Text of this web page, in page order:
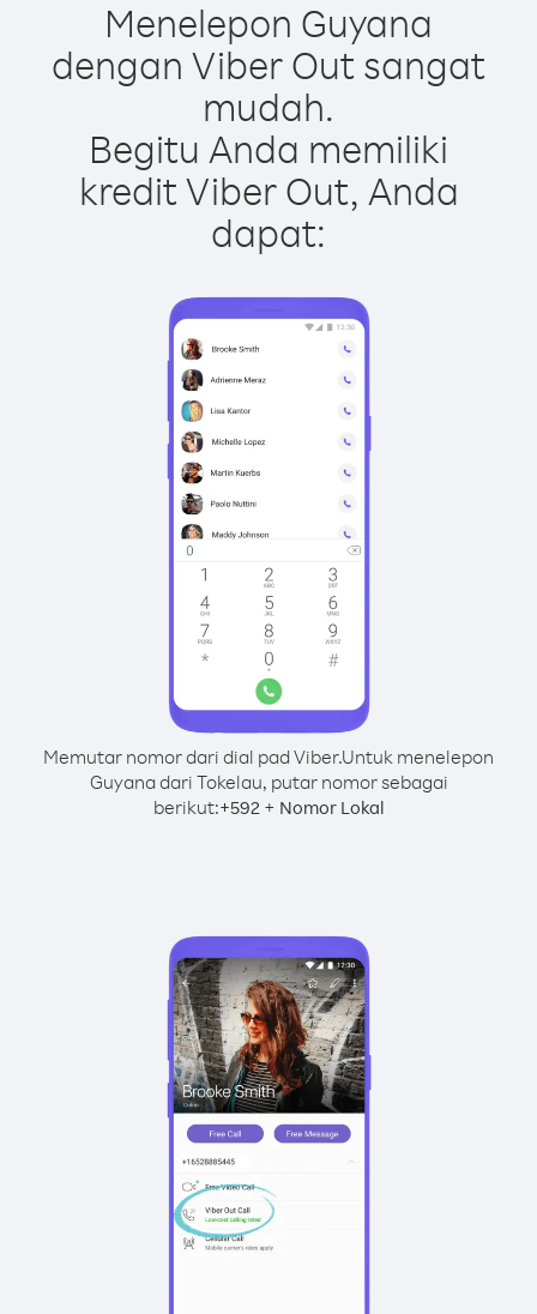
Menelepon Guyana
dengan Viber Out sangat
mudah.
Begitu Anda memiliki
kredit Viber Out, Anda
dapat:
Memutar nomor dari dial pad Viber.Untuk menelepon
Guyana dari Tokelau, putar nomor sebagai
berikut:+592+ Nomor Lokal